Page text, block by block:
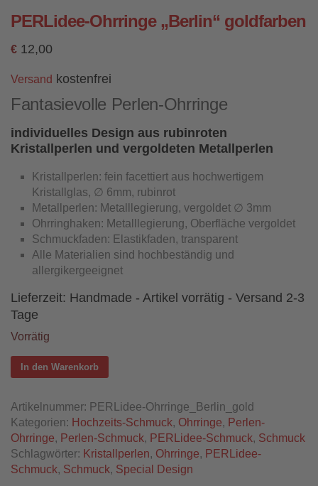
PERLidee-Ohrringe „Berlin“ goldfarben
€ 12,00
Versand kostenfrei
Fantasievolle Perlen-Ohrringe
individuelles Design aus rubinroten
Kristallperlen und vergoldeten Metallperlen
Kristallperlen: fein facettiert aus hochwertigem
Kristallglas, ∅ 6mm, rubinrot
Metallperlen: Metalllegierung, vergoldet ∅ 3mm
Ohrringhaken: Metalllegierung, Oberfläche vergoldet
Schmuckfaden: Elastikfaden, transparent
Alle Materialien sind hochbeständig und
allergikergeeignet
Lieferzeit: Handmade - Artikel vorrätig - Versand 2-3
Tage
Vorrätig
In den Warenkorb
Artikelnummer: PERLidee-Ohrringe_Berlin_gold
Kategorien: Hochzeits-Schmuck, Ohrringe, Perlen-
Ohrringe, Perlen-Schmuck, PERLidee-Schmuck, Schmuck
Schlagwörter: Kristallperlen, Ohrringe, PERLidee-
Schmuck, Schmuck, Special Design